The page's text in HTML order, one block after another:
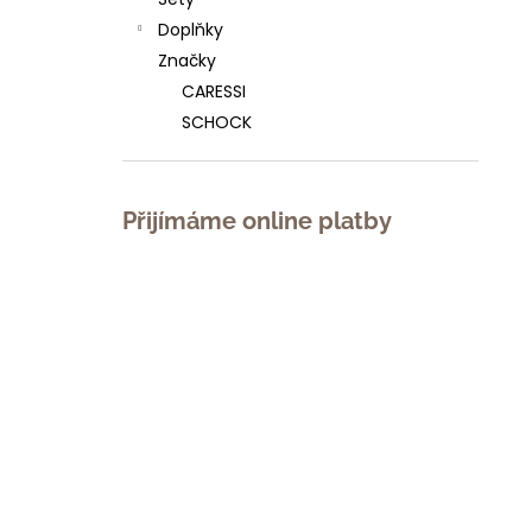
Doplňky
Značky
CARESSI
SCHOCK
Přijímáme online platby